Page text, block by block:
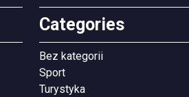
Categories
Bez kategorii
Sport
Turystyka